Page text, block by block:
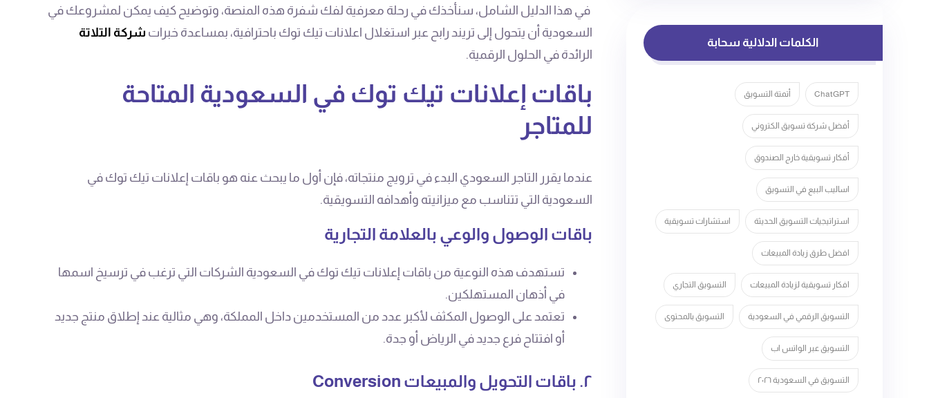
في هذا الدليل الشامل، سنأخذك في رحلة معرفية لفك شفرة هذه المنصة، وتوضيح كيف يمكن لمشروعك في
السعودية أن يتحول إلى تريند رابح عبر استغلال اعلانات تيك توك باحترافية، بمساعدة خبرات شركة التلاتة
الرائدة في الحلول الرقمية.
باقات إعلانات تيك توك في السعودية المتاحة
للمتاجر
عندما يقرر التاجر السعودي البدء في ترويج منتجاته، فإن أول ما يبحث عنه هو باقات إعلانات تيك توك في
السعودية التي تتناسب مع ميزانيته وأهدافه التسويقية.
باقات الوصول والوعي بالعلامة التجارية
تستهدف هذه النوعية من باقات إعلانات تيك توك في السعودية الشركات التي ترغب في ترسيخ اسمها
في أذهان المستهلكين.
تعتمد على الوصول المكثف لأكبر عدد من المستخدمين داخل المملكة، وهي مثالية عند إطلاق منتج جديد
أو افتتاح فرع جديد في الرياض أو جدة.
٢. باقات التحويل والمبيعات Conversion
الكلمات الدلالية سحابة
ChatGPT أتمتة التسويق
أفضل شركة تسويق الكتروني
أفكار تسويقية خارج الصندوق
اساليب البيع في التسويق
استراتيجيات التسويق الحديثة استشارات تسويقية
افضل طرق زيادة المبيعات
افكار تسويقية لزيادة المبيعات التسويق التجاري
التسويق الرقمي في السعودية التسويق بالمحتوى
التسويق عبر الواتس اب
التسويق في السعودية ٢٠٢٦